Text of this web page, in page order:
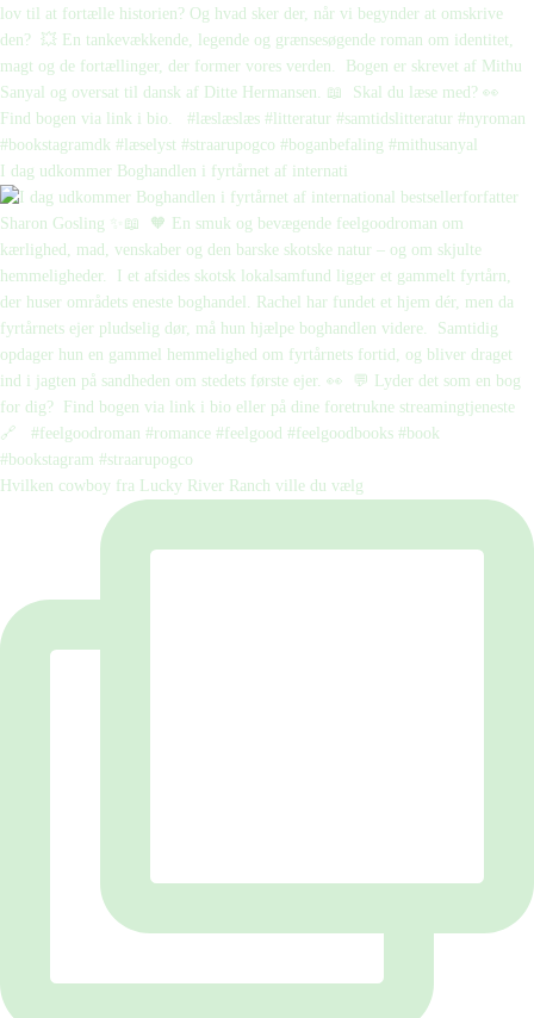
I dag udkommer Boghandlen i fyrtårnet af internati
Hvilken cowboy fra Lucky River Ranch ville du vælg